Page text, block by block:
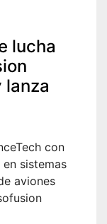
lucha
lanza
con
sistemas
aviones